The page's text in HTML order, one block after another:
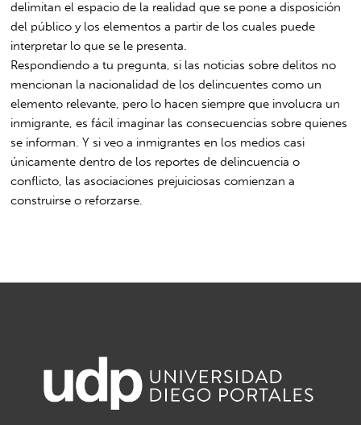
delimitan el espacio de la realidad que se pone a disposición
del público y los elementos a partir de los cuales puede
interpretar lo que se le presenta.
Respondiendo a tu pregunta, si las noticias sobre delitos no
mencionan la nacionalidad de los delincuentes como un
elemento relevante, pero lo hacen siempre que involucra un
inmigrante, es fácil imaginar las consecuencias sobre quienes
se informan. Y si veo a inmigrantes en los medios casi
únicamente dentro de los reportes de delincuencia o
conflicto, las asociaciones prejuiciosas comienzan a
construirse o reforzarse.